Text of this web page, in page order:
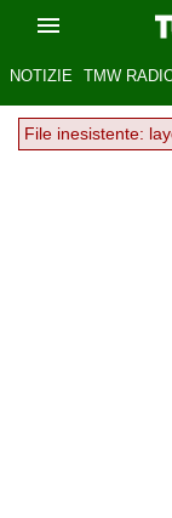
NOTIZIE TMW
File inesistente: